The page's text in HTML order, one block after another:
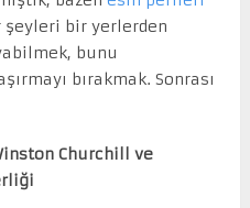
şeyleri bir yerlerden
bunu
bırakmak. Sonrası
Churchill ve